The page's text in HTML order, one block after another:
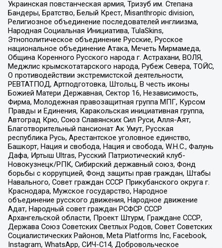
Украинская повстанческая армия, Тризуб им. Степана
Бандеры, Братство, Белый Крест, Misanthropic division,
Религиозное объединение последователей инглиизма,
Народная Социальная Инициатива, TulaSkins,
Этнополитическое объединение Русские, Русское
национальное объединение Атака, Мечеть Мирмамеда,
Община Коренного Русского народа г. Астрахани, ВОЛЯ,
Меджлис крымскотатарского народа, Рубеж Севера, ТОЙС,
О противодействии экстремистской деятельности,
РЕВТАТПОД, Артподготовка, Штольц, В честь иконы
Божией Матери Державная, Сектор 16, Независимость,
Фирма, Молодежная правозащитная группа МПГ, Курсом
Правды и Единения, Каракольская инициативная группа,
Автоград Крю, Союз Славянских Сил Руси, Алля-Аят,
Благотворительный пансионат Ак Умут, Русская
республика Русь, Арестантское уголовное единство,
Башкорт, Нация и свобода, Нация и свобода, W.H.С., Фалунь
Дафа, Иртыш Ultras, Русский Патриотический клуб-
Новокузнецк/РПК, Сибирский державный союз, Фонд
борьбы с коррупцией, Фонд защиты прав граждан, Штабы
Навального, Совет граждан СССР Прикубанского округа г.
Краснодара, Мужское государство, Народное
объединение русского движения, Народное движение
Адат, Народный совет граждан РСФСР СССР
Архангельской области, Проект Штурм, Граждане СССР,
Держава Союз Советских Светлых Родов, Совет Советских
Социалистических Районов, Meta Platforms Inc, Facebook,
Instagram, WhatsApp, СИЧ-С14, Добровольческое